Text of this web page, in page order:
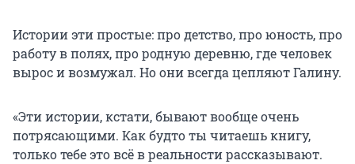
Истории эти простые: про детство, про юность, про
работу в полях, про родную деревню, где человек
вырос и возмужал. Но они всегда цепляют Галину.
«Эти истории, кстати, бывают вообще очень
потрясающими. Как будто ты читаешь книгу,
только тебе это всё в реальности рассказывают.